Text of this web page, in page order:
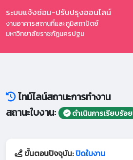
ระบบแจ้งซ่อม-ปรับปรุงออนไลน์
งานอาคารสถานที่และภูมิสถาปัตย์
มหาวิทยาลัยราชภัฏนครปฐม
ไทม์ไลน์สถานะการทำงาน
สถานะใบงาน:
ดำเนินการเรียบร้อย
ขั้นตอนปัจจุบัน:ปิดใบงาน